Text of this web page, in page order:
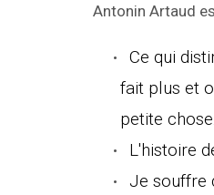
Antonin Artaud
Ce qui
fait plus et
petite chose.
L'histoire
Je souffre